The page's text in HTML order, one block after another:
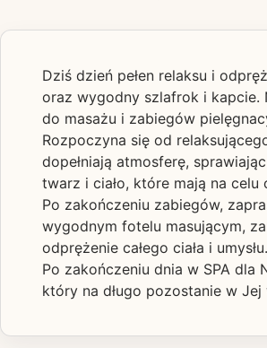
Dziś dzień pełen relaksu i
oraz wygodny szlafrok i kapcie.
do masażu i zabiegów
Rozpoczyna się od
dopełniają atmosferę,
twarz i ciało, które mają na
Po zakończeniu zabiegów,
wygodnym fotelu masującym,
odprężenie całego ciała i umysłu.
Po zakończeniu dnia w SPA dla
który na długo pozostanie w Jej